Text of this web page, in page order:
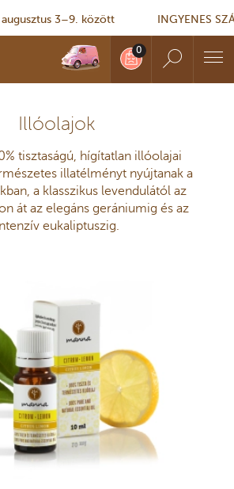
3–9. között INGYENES
Illóolajok
tisztaságú, hígítatlan illóolajai
illatélményt nyújtanak a
a klasszikus levendulától az
át az elegáns gerániumig és az
eukaliptuszig.